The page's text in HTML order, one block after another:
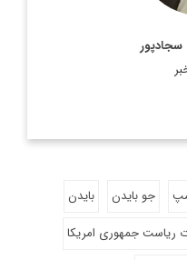
جو بایدن
بایدن
ریاست جمهوری امریکا